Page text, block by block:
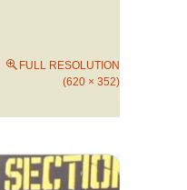
FULL RESOLUTION
(620 × 352)